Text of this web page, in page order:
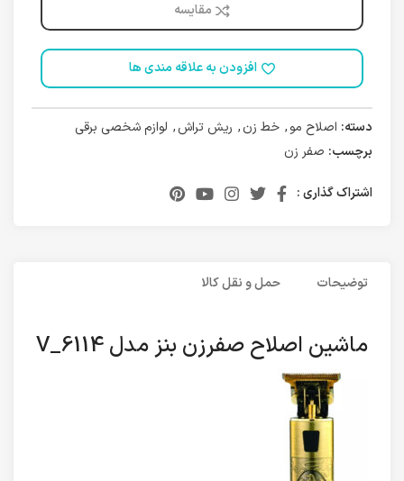
مقایسه
افزودن به علاقه مندی ها
دسته: اصلاح مو, خط زن, ریش تراش, لوازم شخصی برقی
برچسب: صفر زن
اشتراک گذاری :
توضیحات حمل و نقل کالا
ماشین اصلاح صفرزن بنز مدل V_6114